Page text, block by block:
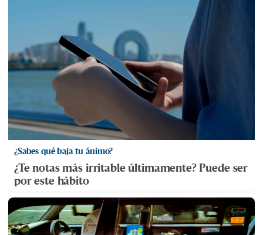
¿Sabes qué baja tu ánimo?
¿Te notas más irritable últimamente? Puede ser
por este hábito